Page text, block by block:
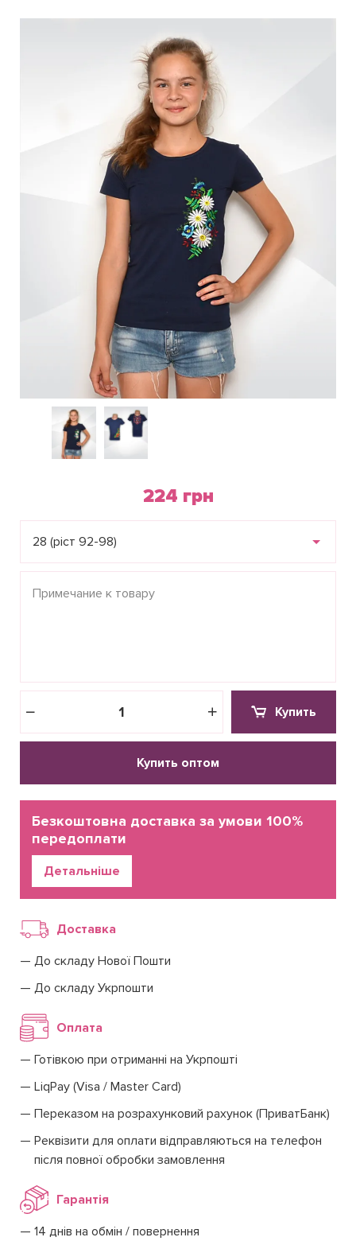
Оптовикам
Контакты
Пн-Пт: с 8.00 до 17.00
(097) 779 44 39
Виктория
(097) 779 44 39
sofiyatextil@gmail.com
г. Горишние Плавни, ул. Строна 3, 2 этаж, София Текстиль
224 грн
28 (ріст 92-98)
Купить
Купить оптом
Детальніше
Безкоштовна доставка за умови 100%
передоплати
Доставка
До складу Нової Пошти
До складу Укрпошти
Оплата
Готівкою при отриманні на Укрпошті
LiqPay (Visa / Master Card)
Переказом на розрахунковий рахунок (ПриватБанк)
Реквізити для оплати відправляються на телефон
після повної обробки замовлення
Гарантія
14 днів на обмін / повернення